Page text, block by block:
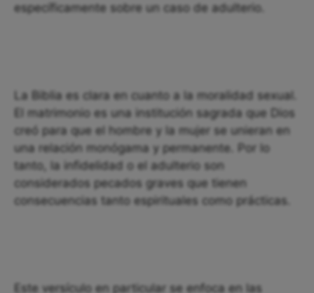
específicamente sobre un caso de adulterio.
La Biblia es clara en cuanto a la moralidad sexual.
El matrimonio es una institución sagrada que Dios
creó para que el hombre y la mujer se unieran en
una relación monógama y permanente. Por lo
tanto, la infidelidad o el adulterio son
considerados pecados graves que tienen
consecuencias tanto espirituales como prácticas.
Este versículo en particular se enfoca en las